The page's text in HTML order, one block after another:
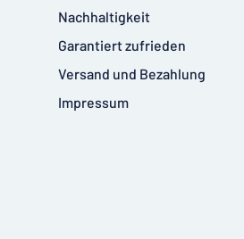
Nachhaltigkeit
Garantiert zufrieden
Versand und Bezahlung
Impressum